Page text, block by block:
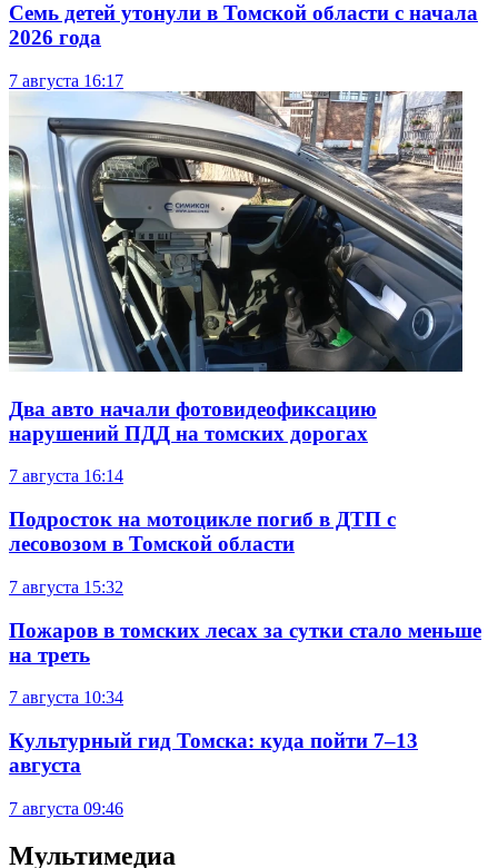
Семь детей утонули в Томской области с начала
2026 года
7 августа 16:17
Два авто начали фотовидеофиксацию
нарушений ПДД на томских дорогах
7 августа 16:14
Подросток на мотоцикле погиб в ДТП с
лесовозом в Томской области
7 августа 15:32
Пожаров в томских лесах за сутки стало меньше
на треть
7 августа 10:34
Культурный гид Томска: куда пойти 7–13
августа
7 августа 09:46
Мультимедиа